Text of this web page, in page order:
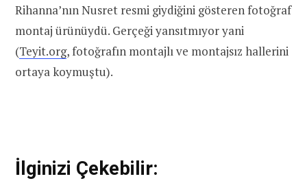
Rihanna’nın Nusret resmi giydiğini gösteren fotoğraf
montaj ürünüydü. Gerçeği yansıtmıyor yani
(Teyit.org, fotoğrafın montajlı ve montajsız hallerini
ortaya koymuştu).
İlginizi Çekebilir: